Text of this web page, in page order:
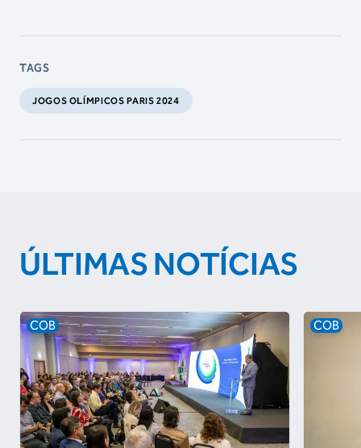
TAGS
JOGOS OLÍMPICOS PARIS 2024
ÚLTIMAS NOTÍCIAS
COB COB